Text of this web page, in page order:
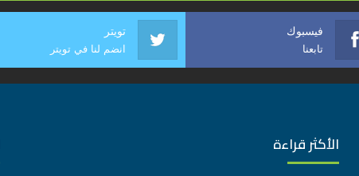
فيسبوك
تابعنا
تويتر
انضم لنا في تويتر
الأكثر قراءة